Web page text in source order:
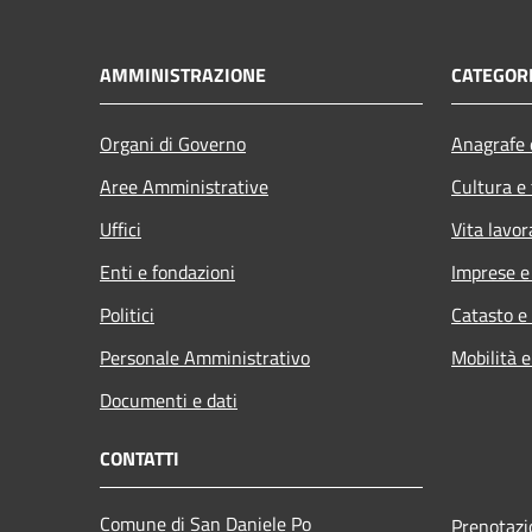
AMMINISTRAZIONE
Organi di Governo
Aree Amministrative
Uffici
Enti e fondazioni
Politici
Personale Amministrativo
Documenti e dati
Cultura
Vita
Imprese
Catasto
Mobilità
CONTATTI
Comune di San Daniele Po